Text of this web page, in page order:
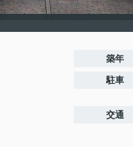
築年
駐車
交通